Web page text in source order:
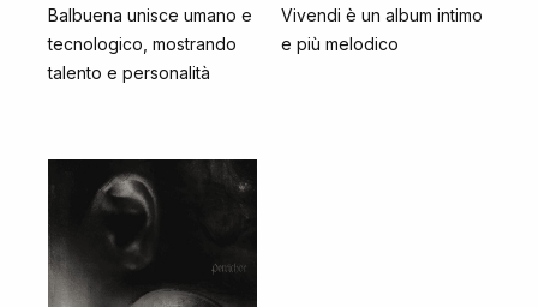
Balbuena unisce umano e
tecnologico, mostrando
talento e personalità
Vivendi è un album intimo
e più melodico